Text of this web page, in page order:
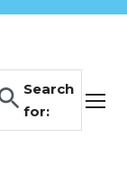
Search
for: